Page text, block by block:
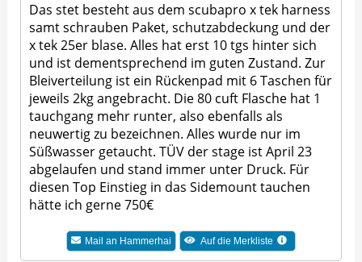
Das stet besteht aus dem scubapro x tek harness
samt schrauben Paket, schutzabdeckung und der
x tek 25er blase. Alles hat erst 10 tgs hinter sich
und ist dementsprechend im guten Zustand. Zur
Bleiverteilung ist ein Rückenpad mit 6 Taschen für
jeweils 2kg angebracht. Die 80 cuft Flasche hat 1
tauchgang mehr runter, also ebenfalls als
neuwertig zu bezeichnen. Alles wurde nur im
Süßwasser getaucht. TÜV der stage ist April 23
abgelaufen und stand immer unter Druck. Für
diesen Top Einstieg in das Sidemount tauchen
hätte ich gerne 750€
Mail an Hammerhai Auf die Merkliste